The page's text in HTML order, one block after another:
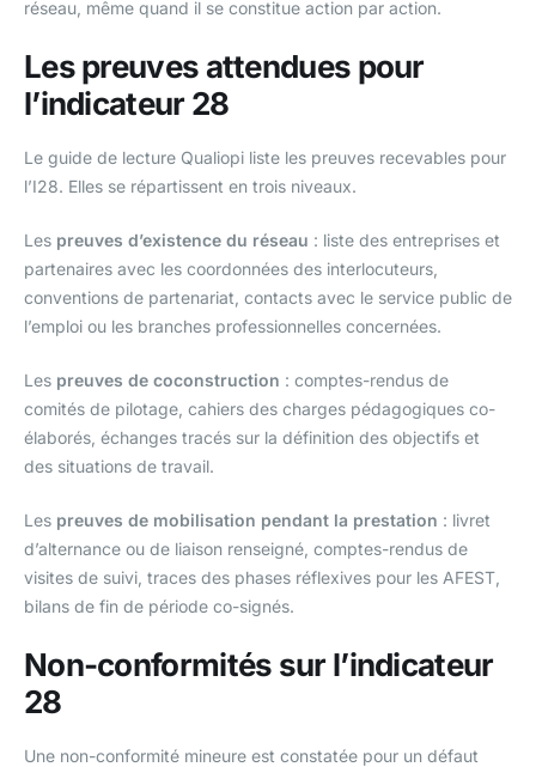
réseau, même quand il se constitue action par action.
Les preuves attendues pour
l’indicateur 28
Le guide de lecture Qualiopi liste les preuves recevables pour
l’I28. Elles se répartissent en trois niveaux.
Les preuves d’existence du réseau : liste des entreprises et
partenaires avec les coordonnées des interlocuteurs,
conventions de partenariat, contacts avec le service public de
l’emploi ou les branches professionnelles concernées.
Les preuves de coconstruction : comptes-rendus de
comités de pilotage, cahiers des charges pédagogiques co-
élaborés, échanges tracés sur la définition des objectifs et
des situations de travail.
Les preuves de mobilisation pendant la prestation : livret
d’alternance ou de liaison renseigné, comptes-rendus de
visites de suivi, traces des phases réflexives pour les AFEST,
bilans de fin de période co-signés.
Non-conformités sur l’indicateur
28
Une non-conformité mineure est constatée pour un défaut